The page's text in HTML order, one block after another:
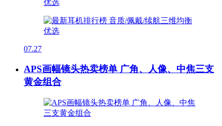
07.27
APS画幅镜头热卖榜单 广角、人像、中焦三支
黄金组合